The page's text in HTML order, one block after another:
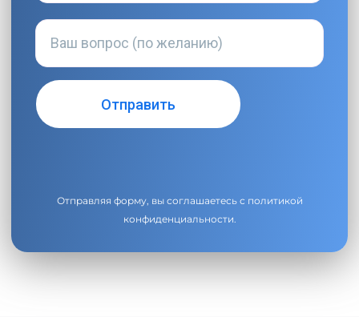
Отправляя форму, вы соглашаетесь с политикой
конфиденциальности.